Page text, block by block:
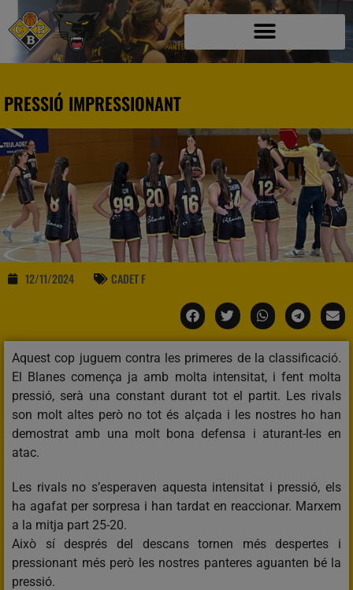
PRESSIÓ IMPRESSIONANT
12/11/2024 CADET F
Aquest cop juguem contra les primeres de la classificació.
El Blanes comença ja amb molta intensitat, i fent molta
pressió, serà una constant durant tot el partit. Les rivals
son molt altes però no tot és alçada i les nostres ho han
demostrat amb una molt bona defensa i aturant-les en
atac.
Les rivals no s’esperaven aquesta intensitat i pressió, els
ha agafat per sorpresa i han tardat en reaccionar. Marxem
a la mitja part 25-20.
Això sí després del descans tornen més despertes i
pressionant més però les nostres panteres aguanten bé la
pressió.